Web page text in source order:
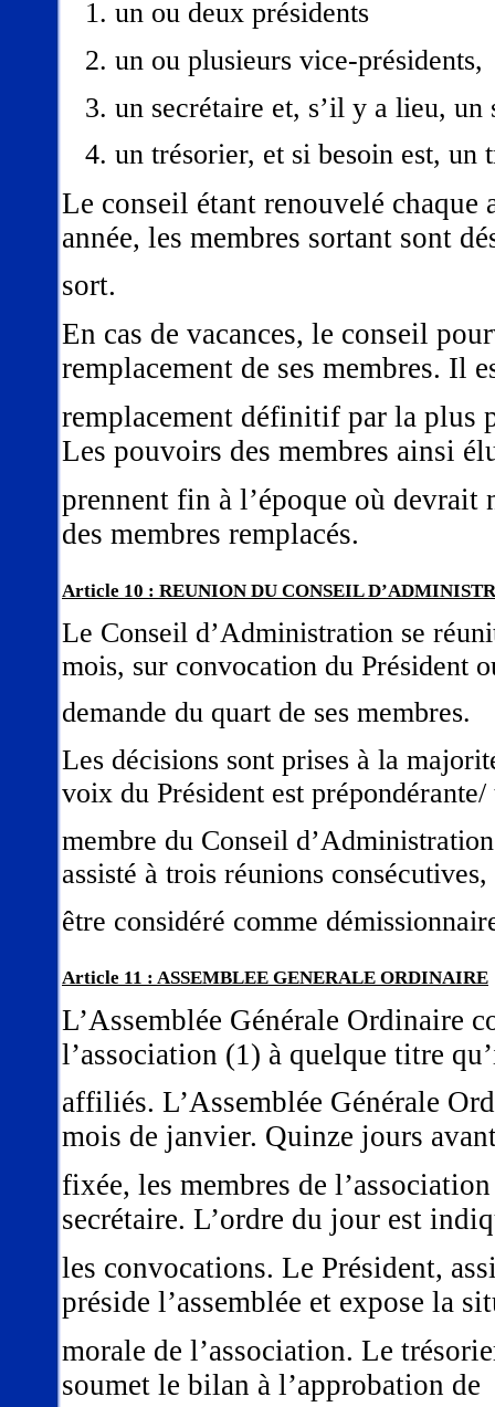
1. un ou deux présidents
2. un ou plusieurs vice-présidents,
3. un secrétaire et, s’il y a lieu, un
4. un trésorier, et si besoin est, un
Le conseil étant renouvelé chaque
année, les membres sortant sont
sort.
En cas de vacances, le conseil
remplacement de ses membres. Il
remplacement définitif par la plus
Les pouvoirs des membres ainsi
prennent fin à l’époque où devrait
des membres remplacés.
Article 10 : REUNION DU CONSEIL
Le Conseil d’Administration se
mois, sur convocation du Président
demande du quart de ses membres.
Les décisions sont prises à la
voix du Président est prépondérante/
membre du Conseil
assisté à trois réunions
être considéré comme
Article 11 : ASSEMBLEE GENERALE ORDINAIRE
L’Assemblée Générale Ordinaire
l’association (1) à quelque titre
affiliés. L’Assemblée Générale
mois de janvier. Quinze jours
fixée, les membres de
secrétaire. L’ordre du jour est
les convocations. Le Président,
préside l’assemblée et expose la
morale de l’association. Le
soumet le bilan à l’approbation de